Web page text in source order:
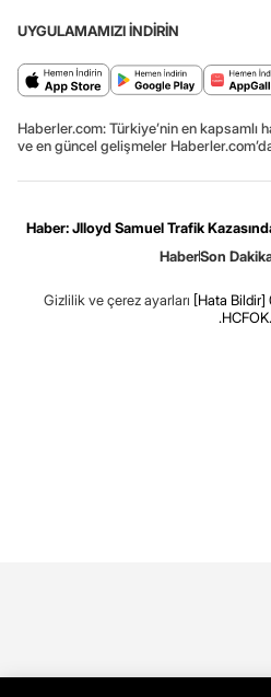
UYGULAMAMIZI İNDİRİN
Haberler.com: Türkiye’nin en
ve en güncel gelişmeler
Haber: Jlloyd Samuel Trafik
HaberSon
Gizlilik ve çerez ayarları [Hata Bildir]
.HCFOK.